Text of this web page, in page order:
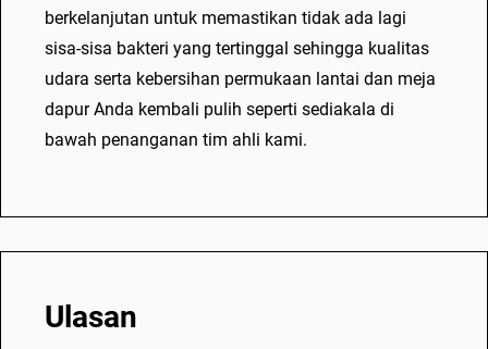
berkelanjutan untuk memastikan tidak ada lagi
sisa-sisa bakteri yang tertinggal sehingga kualitas
udara serta kebersihan permukaan lantai dan meja
dapur Anda kembali pulih seperti sediakala di
bawah penanganan tim ahli kami.
Ulasan